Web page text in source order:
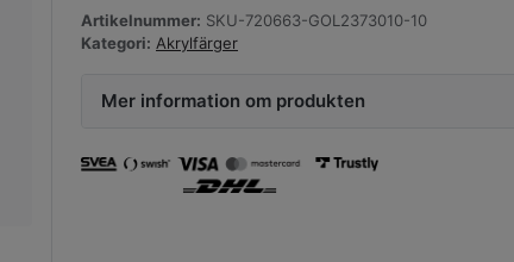
Artikelnummer: SKU-720663-GOL2373010-10
Kategori: Akrylfärger
Mer information om produkten